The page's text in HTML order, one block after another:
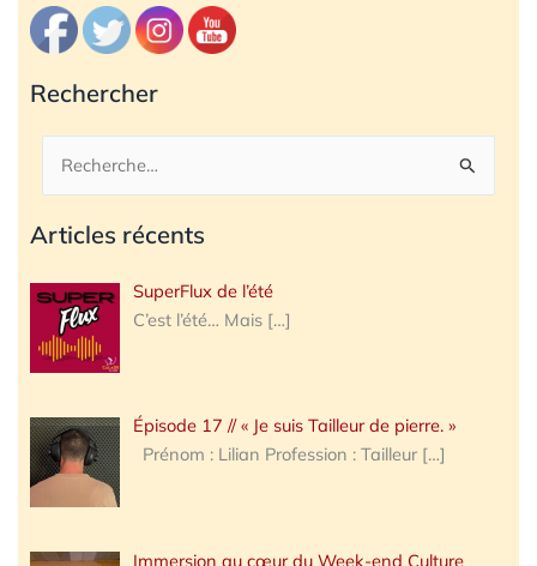
Rechercher
Rechercher :
Articles récents
SuperFlux de l’été
C’est l’été… Mais […]
Épisode 17 // « Je suis Tailleur de pierre. »
Prénom : Lilian Profession : Tailleur […]
Immersion au cœur du Week-end Culture